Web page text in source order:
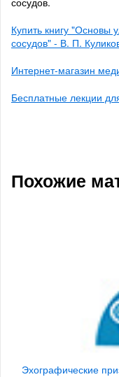
Купить книгу "Основы
сосудов" - В. П.
Интернет-магазин
Бесплатные лекции
Похожие
Эхографические